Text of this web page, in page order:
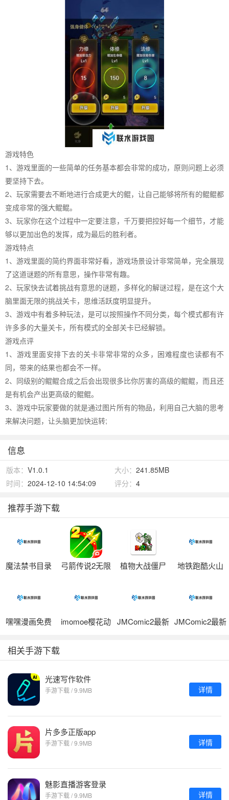
游戏特色
1、游戏里面的一些简单的任务基本都会非常的成功，原则问题上必须
要坚持下去。
2、玩家需要去不断地进行合成更大的鲲，让自己能够将所有的鲲鲲都
变成非常的强大鲲鲲。
3、玩家你在这个过程中一定要注意，千万要把控好每一个细节，才能
够以更加出色的发挥，成为最后的胜利者。
游戏特点
1、游戏里面的简约界面非常好看，游戏场景设计非常简单，完全展现
了这道谜题的所有意思，操作非常有趣。
2、玩家快去试着挑战有意思的谜题，多样化的解谜过程，是在这个大
脑里面无限的挑战关卡，思维活跃度明显提升。
3、游戏中有着多种玩法，是可以按照操作不同分类，每个模式都有许
许多多的大量关卡，所有模式的全部关卡已经解锁。
游戏点评
1、游戏里面安排下去的关卡非常非常的众多，困难程度也读都有不
同，带来的结果也都会不一样。
2、同级别的鲲鲲合成之后会出现很多比你厉害的高级的鲲鲲，而且还
是有机会产出更高级的鲲鲲。
3、游戏中玩家要做的就是通过图片所有的物品，利用自己大脑的思考
来解决问题，让头脑更加快运转;
信息
版本： V1.0.1 大小： 241.85MB
时间： 2024-12-10 14:54:09 评分： 4
推荐手游下载
魔法禁书目录
弓箭传说2无限
植物大战僵尸
地铁跑酷火山
嘿嘿漫画免费
imomoe樱花动 JMComic2最新 JMComic2最新
相关手游下载
光速写作软件
手游下载 / 9.9MB 详情
片多多正版app
手游下载 / 9.9MB 详情
魅影直播游客登录
手游下载 / 9.9MB 详情